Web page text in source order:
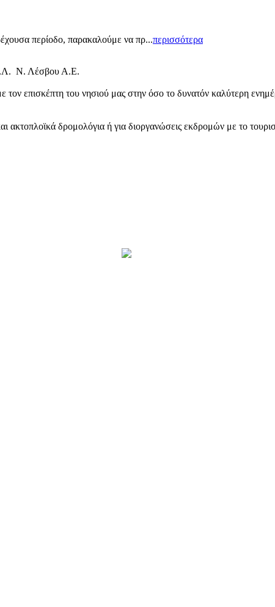
περίοδο, παρακαλούμε να πρ...περισσότερα
Ν. Λέσβου Α.Ε.
επισκέπτη του νησιού μας στην όσο το δυνατόν καλύτερη
ακτοπλοϊκά δρομολόγια ή για διοργανώσεις εκδρομών με το